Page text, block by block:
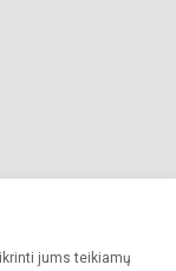
jums teikiamų